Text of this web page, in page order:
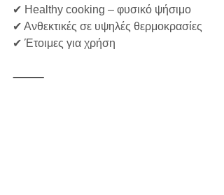
✔ Healthy cooking – φυσικό ψήσιμο
✔ Ανθεκτικές σε υψηλές θερμοκρασίες
✔ Έτοιμες για χρήση
⸻